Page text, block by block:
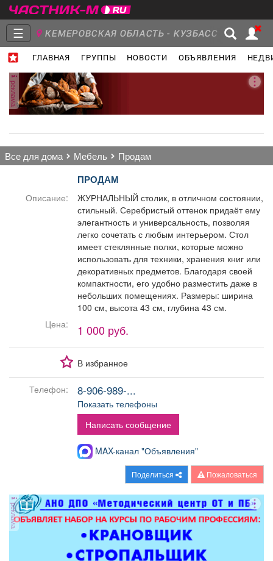
☰ КЕМЕРОВСКАЯ ОБЛАСТЬ - КУЗБАСС
ГЛАВНАЯ ГРУППЫ НОВОСТИ ОБЪЯВЛЕНИЯ
Главная
Группы Новости
Транспорт Компании
Товары Поздравления Погода
Я - пенсионер
реклама
все для дома мебель продам
ПРОДАМ
Описание:
ЖУРНАЛЬНЫЙ столик, в отличном состоянии,
стильный. Серебристый оттенок придаёт ему
элегантность и универсальность, позволяя
легко сочетать с любым интерьером. Стол
имеет стеклянные полки, которые можно
использовать для техники, хранения книг или
декоративных предметов. Благодаря своей
компактности, его удобно разместить даже в
небольших помещениях. Размеры: ширина
100 см, высота 43 см, глубина 43 см.
Цена:
1 000 руб.
В избранное
Телефон: 8-906-989-...
Показать телефоны
Написать сообщение
MAX-канал "Объявления"
Поделиться Пожаловаться
реклама